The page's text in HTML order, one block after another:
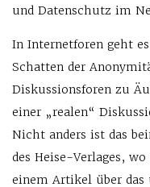
und Datenschutz im
In Internetforen geht
Schatten der
Diskussionsforen zu
einer „realen“
Nicht anders ist das
des Heise-Verlages,
einem Artikel über das